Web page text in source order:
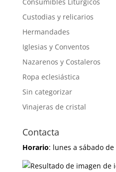
Custodias y relicarios
Hermandades
Iglesias y Conventos
Nazarenos y Costaleros
Ropa eclesiástica
Sin categorizar
Vinajeras de cristal
Contacta
Horario: lunes a sábado de